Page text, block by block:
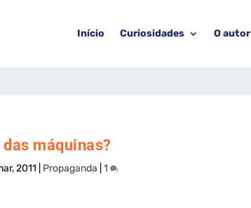
Início Curiosidades O autor
máquinas?
2011 Propaganda 1